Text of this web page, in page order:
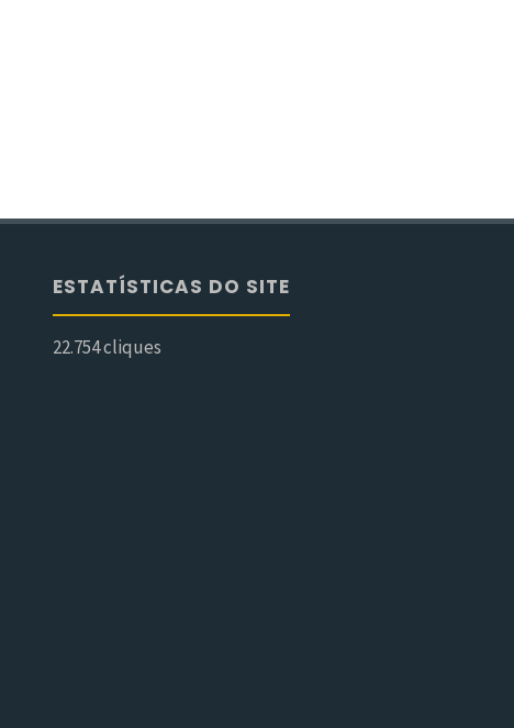
ESTATÍSTICAS DO SITE
22.754 cliques